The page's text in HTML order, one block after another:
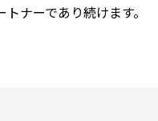
ナーであり続けます。